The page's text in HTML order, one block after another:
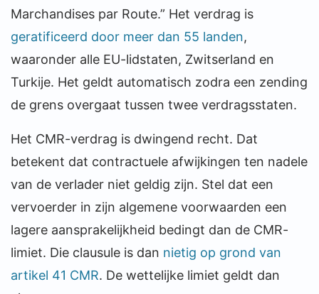
Marchandises par Route.” Het verdrag is
geratificeerd door meer dan 55 landen,
waaronder alle EU-lidstaten, Zwitserland en
Turkije. Het geldt automatisch zodra een zending
de grens overgaat tussen twee verdragsstaten.
Het CMR-verdrag is dwingend recht. Dat
betekent dat contractuele afwijkingen ten nadele
van de verlader niet geldig zijn. Stel dat een
vervoerder in zijn algemene voorwaarden een
lagere aansprakelijkheid bedingt dan de CMR-
limiet. Die clausule is dan nietig op grond van
artikel 41 CMR. De wettelijke limiet geldt dan